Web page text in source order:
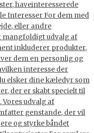
haveinteresserede
Interesser For dem med
eller andre
mangfoldigt udvalg af
inkluderer produkter,
dem en personlig og
interesse der
elsker dine kæledyr som
der er skabt specielt til
udvalg af
genstande, der vil
og styrke båndet